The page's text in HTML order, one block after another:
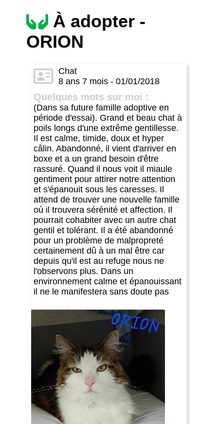
À adopter -
ORION
Chat
8 ans 7 mois - 01/01/2018
Quelques mots sur moi :
(Dans sa future famille adoptive en
période d'essai). Grand et beau chat à
poils longs d'une extrême gentillesse.
Il est calme, timide, doux et hyper
câlin. Abandonné, il vient d'arriver en
boxe et a un grand besoin d'être
rassuré. Quand il nous voit il miaule
gentiment pour attirer notre attention
et s'épanouit sous les caresses. Il
attend de trouver une nouvelle famille
où il trouvera sérénité et affection. Il
pourrait cohabiter avec un autre chat
gentil et tolérant. Il a été abandonné
pour un problème de malpropreté
certainement dû à un mal être car
depuis qu'il est au refuge nous ne
l'observons plus. Dans un
environnement calme et épanouissant
il ne le manifestera sans doute pas